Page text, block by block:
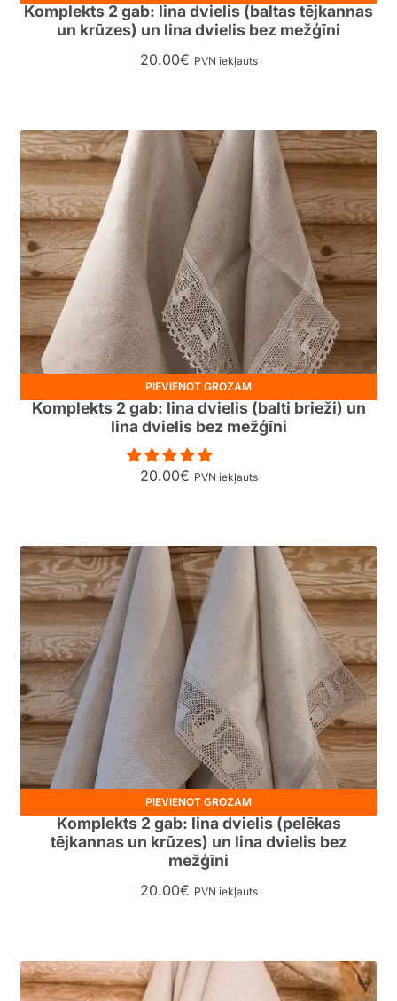
Komplekts 2 gab: lina dvielis (baltas tējkannas
un krūzes) un lina dvielis bez mežģīni
20.00€ PVN iekļauts
Komplekts 2 gab: lina dvielis (balti brieži) un
lina dvielis bez mežģīni
20.00€ PVN iekļauts
PIEVIENOT GROZAM
Komplekts 2 gab: lina dvielis (pelēkas
tējkannas un krūzes) un lina dvielis bez
mežģīni
20.00€ PVN iekļauts
PIEVIENOT GROZAM